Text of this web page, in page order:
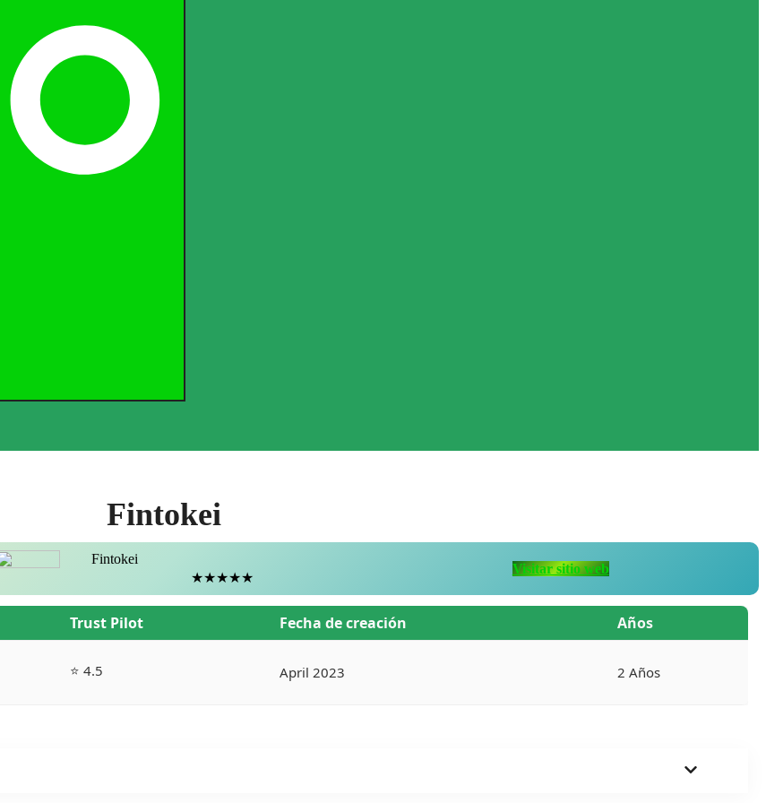
Fintokei
Fintokei
★★★★★
Visitar sitio web
Trust Pilot Fecha de creación Años
⭐ 4.5 April 2023 2 Años